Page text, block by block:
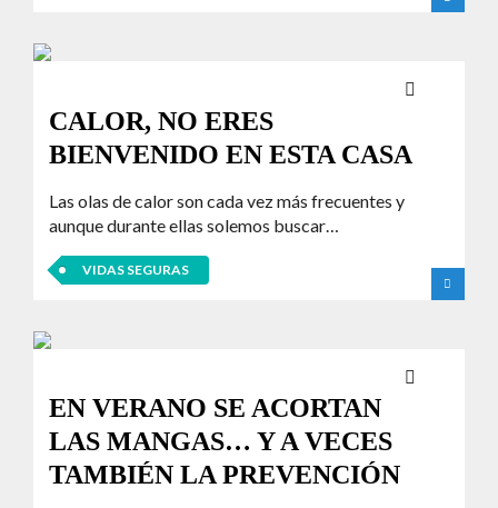
CALOR, NO ERES
BIENVENIDO EN ESTA CASA
Las olas de calor son cada vez más frecuentes y
aunque durante ellas solemos buscar…
VIDAS SEGURAS
EN VERANO SE ACORTAN
LAS MANGAS… Y A VECES
TAMBIÉN LA PREVENCIÓN